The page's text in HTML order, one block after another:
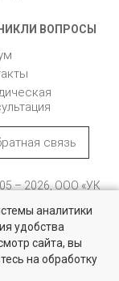
на вторичом
ВОПРОСЫ
связь
– 2026, ООО «УК
Санкт-
пр. Юрия
1
аналитики
удобства
сайта, вы
на обработку